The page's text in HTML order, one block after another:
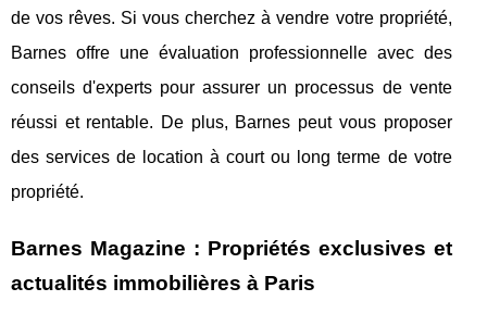
de vos rêves. Si vous cherchez à vendre votre propriété,
Barnes offre une évaluation professionnelle avec des
conseils d'experts pour assurer un processus de vente
réussi et rentable. De plus, Barnes peut vous proposer
des services de location à court ou long terme de votre
propriété.
Barnes Magazine : Propriétés exclusives et
actualités immobilières à Paris